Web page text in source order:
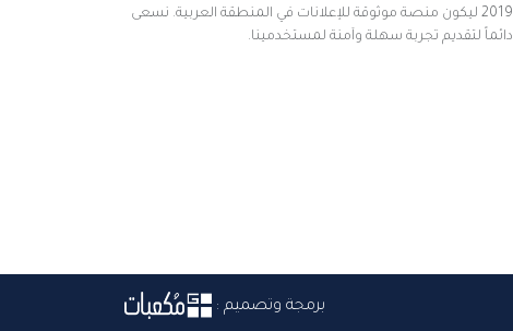
2019 ليكون منصة موثوقة للإعلانات في المنطقة العربية. نسعى
دائماً لتقديم تجربة سهلة وآمنة لمستخدمينا.
برمجة وتصميم :